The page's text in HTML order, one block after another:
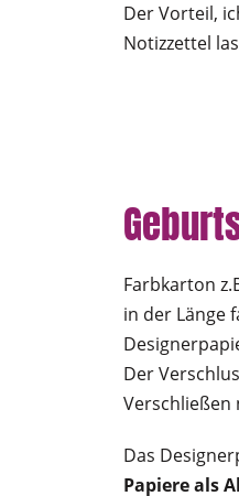
Der Vorteil,
Notizzettel
Farbkarton
in der Länge
Der
Verschließen
Das
Papiere als